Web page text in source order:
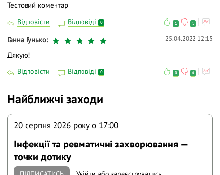
Тестовий коментар
Відповісти Відповіді 0 1 1
Ганна Гунько 25.04.2022 12:15
Дякую!
Відповісти Відповіді 0 0 0
Найближчі заходи
20 серпня 2026 року o 17:00
Інфекції та ревматичні захворювання —
точки дотику